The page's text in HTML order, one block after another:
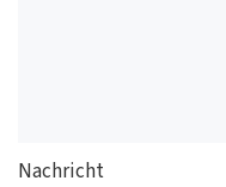
Nachricht